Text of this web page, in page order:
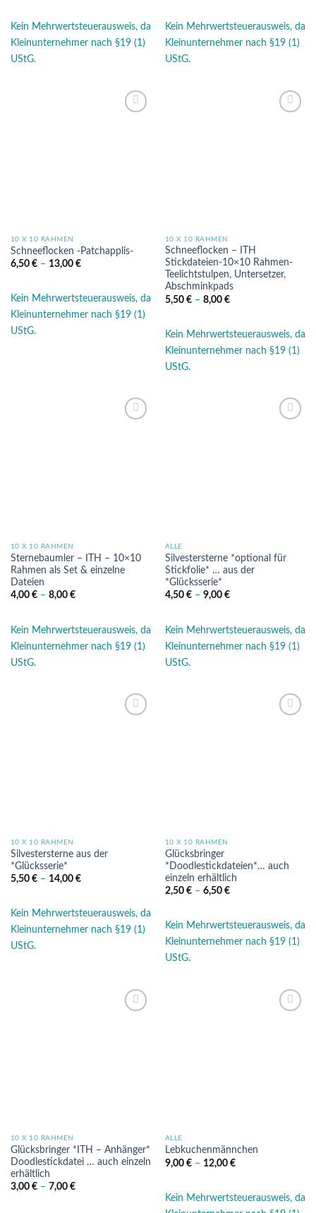
Kein Mehrwertsteuerausweis, da
Kleinunternehmer nach §19 (1)
UStG.
Kein Mehrwertsteuerausweis, da
Kleinunternehmer nach §19 (1)
UStG.
10 X 10 RAHMEN
Schneeflocken -Patchapplis-
6,50 €– 13,00 €
Kein Mehrwertsteuerausweis, da
Kleinunternehmer nach §19 (1)
UStG.
10 X 10 RAHMEN
Schneeflocken – ITH
Stickdateien-10×10 Rahmen-
Teelichtstulpen, Untersetzer,
Abschminkpads
5,50 €– 8,00 €
Kein Mehrwertsteuerausweis, da
Kleinunternehmer nach §19 (1)
UStG.
10 X 10 RAHMEN
Sternebaumler – ITH – 10×10
Rahmen als Set & einzelne
Dateien
4,00 €– 8,00 €
Kein Mehrwertsteuerausweis, da
Kleinunternehmer nach §19 (1)
UStG.
ALLE
Silvestersterne *optional für
Stickfolie* … aus der
*Glücksserie*
4,50 €– 9,00 €
Kein Mehrwertsteuerausweis, da
Kleinunternehmer nach §19 (1)
UStG.
10 X 10 RAHMEN
Silvestersterne aus der
*Glücksserie*
5,50 €– 14,00 €
Kein Mehrwertsteuerausweis, da
Kleinunternehmer nach §19 (1)
UStG.
10 X 10 RAHMEN
Glücksbringer
*Doodlestickdateien*… auch
einzeln erhältlich
2,50 €– 6,50 €
Kein Mehrwertsteuerausweis, da
Kleinunternehmer nach §19 (1)
UStG.
10 X 10 RAHMEN
Glücksbringer *ITH – Anhänger*
Doodlestickdatei … auch einzeln
erhältlich
3,00 €– 7,00 €
ALLE
Lebkuchenmännchen
9,00 €– 12,00 €
Kein Mehrwertsteuerausweis, da